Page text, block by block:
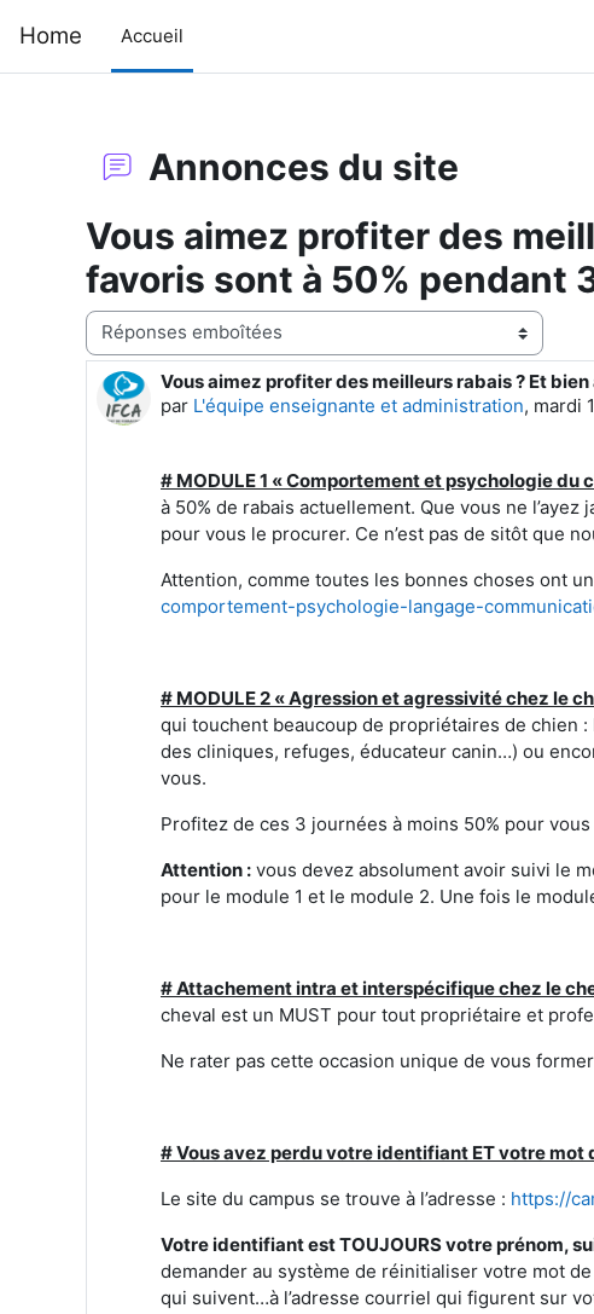
Home Accueil
Annonces du site
Vous aimez profiter des
favoris sont à 50% pendant
Type d’affichage
Vous aimez profiter des meilleurs rabais ? Et
par L'équipe enseignante et administration, mardi
Nombre de réponses : 0
# MODULE 1 « Comportement et psychologie du
à 50% de rabais actuellement. Que vous ne
pour vous le procurer. Ce n’est pas de sitôt que
Attention, comme toutes les bonnes choses ont
comportement-psychologie-langage-
# MODULE 2 « Agression et agressivité chez le
qui touchent beaucoup de propriétaires de chien
des cliniques, refuges, éducateur canin…) ou
vous.
Profitez de ces 3 journées à moins 50% pour
Attention : vous devez absolument avoir suivi le
pour le module 1 et le module 2. Une fois le
# Attachement intra et interspécifique chez le
cheval est un MUST pour tout propriétaire et
Ne rater pas cette occasion unique de vous
# Vous avez perdu votre identifiant ET votre mot
Le site du campus se trouve à l’adresse : https://
Votre identifiant est TOUJOURS votre prénom,
demander au système de réinitialiser votre mot
qui suivent…à l’adresse courriel qui figurent sur